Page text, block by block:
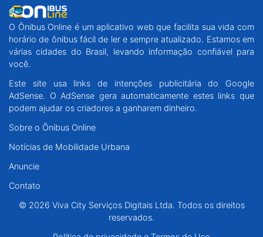
O Ônibus Online é um aplicativo web que facilita sua vida com
horário de ônibus fácil de ler e sempre atualizado. Estamos em
várias cidades do Brasil, levando informação confiável para
você.
Este site usa links de intenções publicitária do Google
AdSense. O AdSense gera automaticamente estes links que
podem ajudar os criadores a ganharem dinheiro.
Sobre o Ônibus Online
Notícias de Mobilidade Urbana
Anuncie
Contato
© 2026 Viva City Serviços Digitais Ltda. Todos os direitos
reservados.